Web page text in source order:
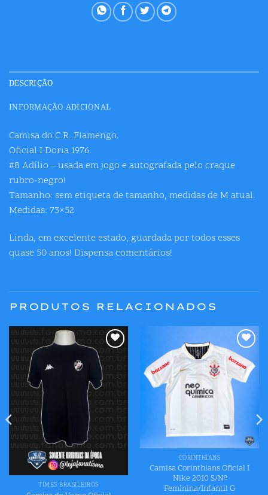
DESCRIÇÃO
INFORMAÇÃO ADICIONAL
Camisa do C.R. Flamengo.
Oficial I Doria 1976.
#8 Adílio – usada em jogo e autografada pelo craque
rubro-negro!
Tamanho: sem etiqueta de tamanho, medidas de M atual.
Medidas: 73×52
Linda, em excelente estado, guardada por todos esses
quase 50 anos! Dispensa comentários!
PRODUTOS RELACIONADOS
Adicionar
aos meus
desejos
TIMES BRASILEIROS
Adicionar
aos meus
desejos
CORINTHIANS
Camisa Corinthians Oficial I
Nike 2010 S/Nº
Feminina/Infantil G